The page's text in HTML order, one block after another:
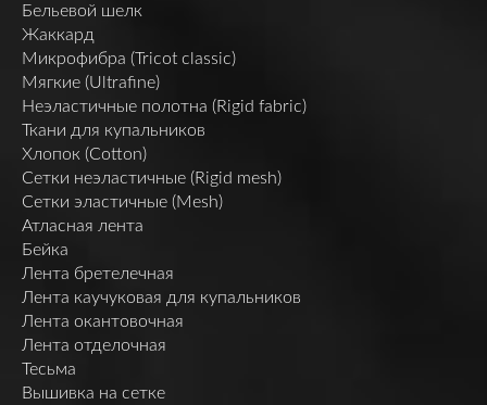
Бельевой шелк
Жаккард
Микрофибра (Tricot classic)
Мягкие (Ultrafine)
Неэластичные полотна (Rigid fabric)
Ткани для купальников
Хлопок (Cotton)
Сетки неэластичные (Rigid mesh)
Сетки эластичные (Mesh)
Атласная лента
Бейка
Лента бретелечная
Лента каучуковая для купальников
Лента окантовочная
Лента отделочная
Тесьма
Вышивка на сетке